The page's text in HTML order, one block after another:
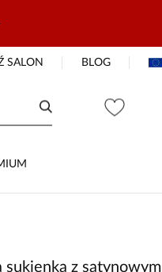
SALON BLOG
z satynowym